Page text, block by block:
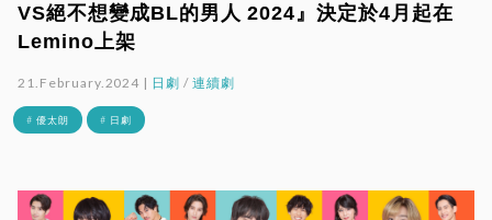
VS絕不想變成BL的男人 2024』決定於4月起在
Lemino上架
21.February.2024 | 日劇 /連續劇
# 優太朗 # 日劇